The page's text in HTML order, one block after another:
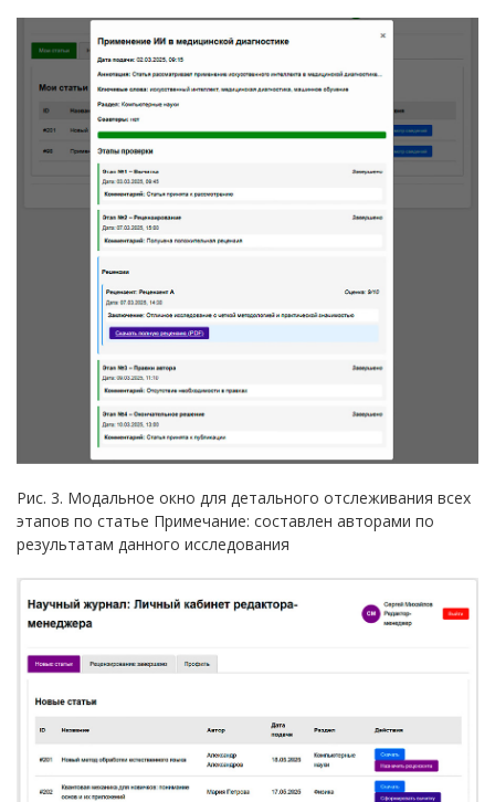
Рис. 3. Модальное окно для детального отслеживания всех
этапов по статье Примечание: составлен авторами по
результатам данного исследования